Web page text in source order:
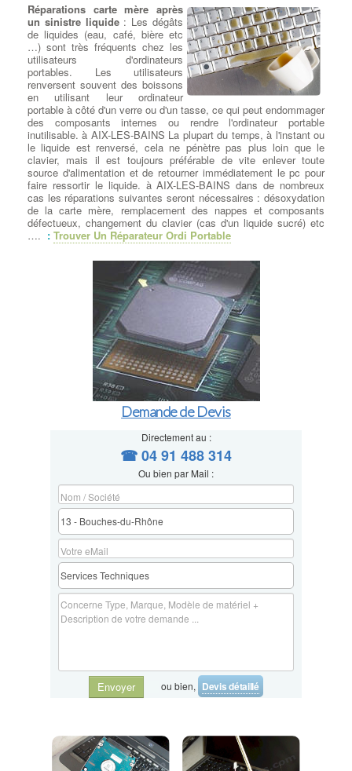
Réparations carte mère après
un sinistre liquide: Les dégâts
de liquides (eau, café, bière etc
…) sont très fréquents chez les
utilisateurs d'ordinateurs
portables. Les utilisateurs
renversent souvent des boissons
en utilisant leur ordinateur
portable à côté d'un verre ou d'un tasse, ce qui peut endommager
des composants internes ou rendre l'ordinateur portable
inutilisable. à AIX-LES-BAINS La plupart du temps, à l'instant ou
le liquide est renversé, cela ne pénètre pas plus loin que le
clavier, mais il est toujours préférable de vite enlever toute
source d'alimentation et de retourner immédiatement le pc pour
faire ressortir le liquide. à AIX-LES-BAINS dans de nombreux
cas les réparations suivantes seront nécessaires : désoxydation
de la carte mère, remplacement des nappes et composants
défectueux, changement du clavier (cas d'un liquide sucré) etc
…. : Trouver Un Réparateur Ordi Portable
Demande de Devis
Directement au :
☎ 04 91 488 314
Ou bien par Mail :
Envoyer ou bien, Devis détaillé